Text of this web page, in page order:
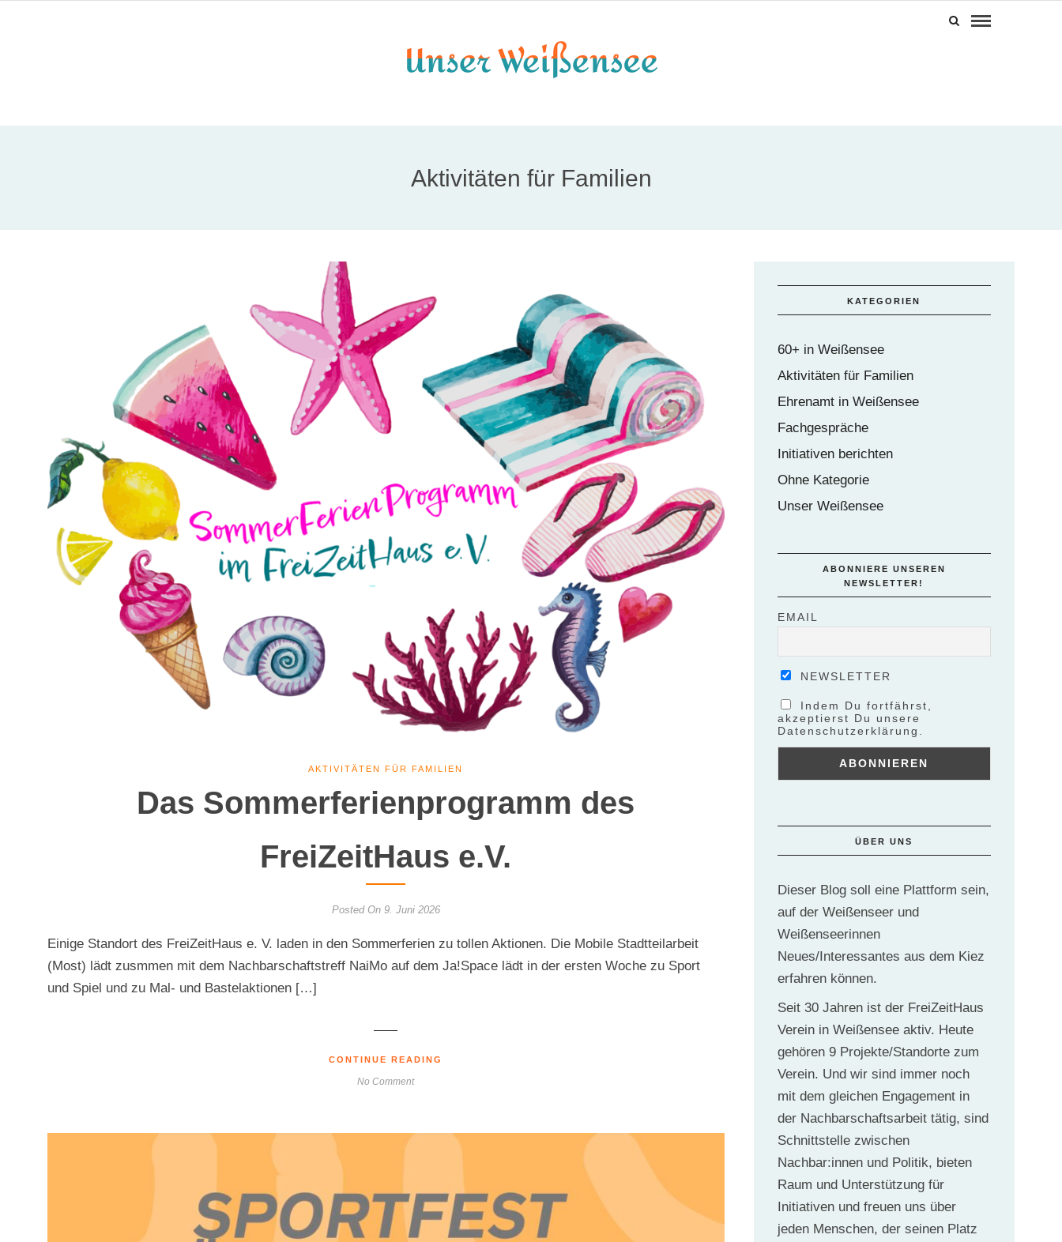
Aktivitäten für Familien
AKTIVITÄTEN FÜR FAMILIEN
Das Sommerferienprogramm des
FreiZeitHaus e.V.
Posted On 9. Juni 2026
Einige Standort des FreiZeitHaus e. V. laden in den Sommerferien zu tollen Aktionen. Die Mobile Stadtteilarbeit
(Most) lädt zusmmen mit dem Nachbarschaftstreff NaiMo auf dem Ja!Space lädt in der ersten Woche zu Sport
und Spiel und zu Mal- und Bastelaktionen […]
CONTINUE READING
No Comment
KATEGORIEN
60+ in Weißensee
Aktivitäten für Familien
Ehrenamt in Weißensee
Fachgespräche
Initiativen berichten
Ohne Kategorie
Unser Weißensee
ABONNIERE UNSEREN
NEWSLETTER!
EMAIL
NEWSLETTER
Indem Du fortfährst,
akzeptierst Du unsere
Datenschutzerklärung.
ÜBER UNS
Dieser Blog soll eine Plattform sein,
auf der Weißenseer und
Weißenseerinnen
Neues/Interessantes aus dem Kiez
erfahren können.
Seit 30 Jahren ist der FreiZeitHaus
Verein in Weißensee aktiv. Heute
gehören 9 Projekte/Standorte zum
Verein. Und wir sind immer noch
mit dem gleichen Engagement in
der Nachbarschaftsarbeit tätig, sind
Schnittstelle zwischen
Nachbar:innen und Politik, bieten
Raum und Unterstützung für
Initiativen und freuen uns über
jeden Menschen, der seinen Platz